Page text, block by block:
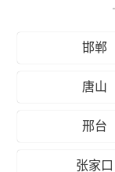
邯郸
唐山
邢台
张家口